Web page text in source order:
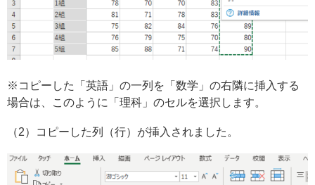
※コピーした「英語」の一列を「数学」の右隣に挿入する
場合は、このように「理科」のセルを選択します。
（2）コピーした列（行）が挿入されました。